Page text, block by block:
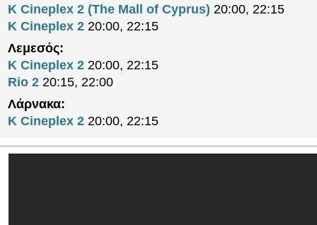
K Cineplex 2 (The Mall of Cyprus) 20:00, 22:15
K Cineplex 2 20:00, 22:15
Λεμεσός:
K Cineplex 2 20:00, 22:15
Rio 2 20:15, 22:00
Λάρνακα:
K Cineplex 2 20:00, 22:15